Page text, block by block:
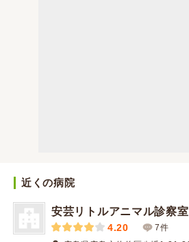
近くの病院
安芸リトルアニマル診察室
4.20
7件